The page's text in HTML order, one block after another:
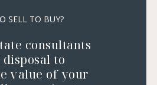
SELL TO BUY?
consultants
to
value of your